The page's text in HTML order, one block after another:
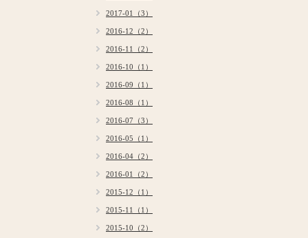
2017-01（3）
2016-12（2）
2016-11（2）
2016-10（1）
2016-09（1）
2016-08（1）
2016-07（3）
2016-05（1）
2016-04（2）
2016-01（2）
2015-12（1）
2015-11（1）
2015-10（2）